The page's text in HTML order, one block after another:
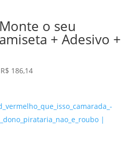
o seu
+ Adesivo +
O
era:
R$ 218,99.
R$ 186,14O
é:
R$ 186,14.